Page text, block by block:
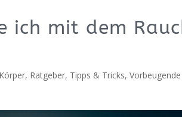
ich mit dem
Körper, Ratgeber, Tipps & Tricks,